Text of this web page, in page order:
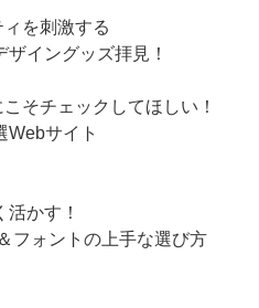
を刺激する
イングッズ拝見！
そチェックしてほしい！
サイト
かす！
フォントの上手な選び方